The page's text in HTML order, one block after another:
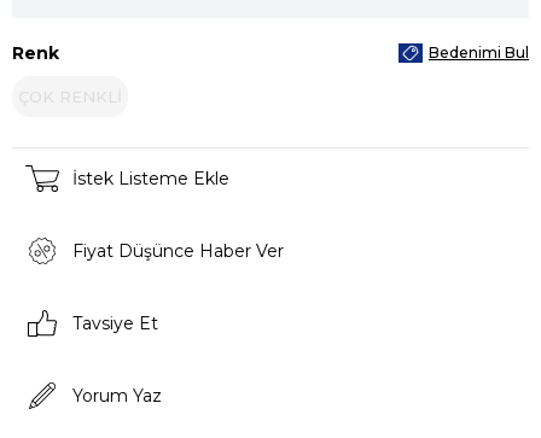
Renk
ÇOK RENKLİ
Bedenimi Bul
İstek Listeme Ekle
Fiyat Düşünce Haber Ver
Tavsiye Et
Yorum Yaz